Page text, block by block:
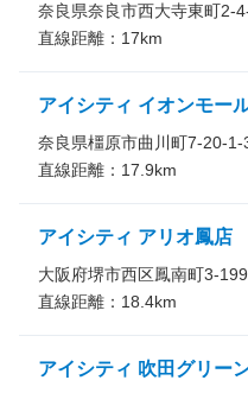
奈良県奈良市西大寺東町2-
直線距離： 17km
アイシティ イオンモー
奈良県橿原市曲川町7-20-
直線距離： 17.9km
アイシティ アリオ鳳店
大阪府堺市西区鳳南町3-
直線距離： 18.4km
アイシティ 吹田グリー